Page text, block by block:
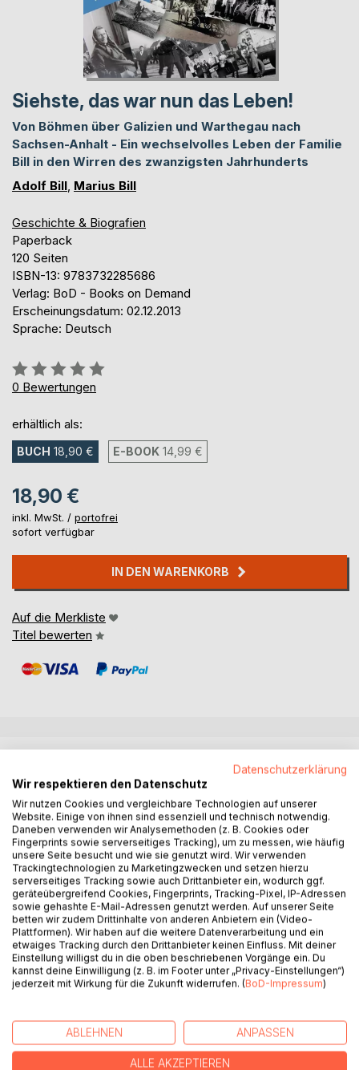
Siehste, das war nun das Leben!
Von Böhmen über Galizien und Warthegau nach
Sachsen-Anhalt - Ein wechselvolles Leben der Familie
Bill in den Wirren des zwanzigsten Jahrhunderts
Adolf Bill Marius Bill
Geschichte & Biografien
Paperback
120 Seiten
ISBN-13: 9783732285686
Verlag: BoD - Books on Demand
Erscheinungsdatum: 02.12.2013
Sprache: Deutsch
Bewertung::
0%
0 Bewertungen
erhältlich als:
BUCH 18,90 € E-BOOK 14,99 €
18,90 €
inkl. MwSt. / portofrei
sofort verfügbar
IN DEN WARENKORB
Auf die Merkliste
Titel bewerten
Mit dem Titel "Siehste, das war nun das Leben"
beschreiben die Autoren Adolf und Marius Bill das
wechselvolle Leben der Familie Bill in den Wirren des
zwanzigsten Jahrhunderts und ihre "Wanderung" durch
Europa, von Böhmen über Galizien und Warthegau nach
Sachsen-Anhalt. Der 120 Seiten starke Band, mit vielen,
teils farbigen Abbildungen illustriert, zeigt die warmherzig
und eindrücklich erzählte Geschichte der Familie Bill. Es
handelt sich dabei jedoch nicht einfach um eine
Familiengeschichte. Die Autoren ließen die wechselvolle
deutsche und europäische Geschichte am Beispiel Ihrer
Familie lebendig werden. Die spannenden Wendungen in
lange Spanne der Zeitgeschichte ab, die dem Leser auch
auf der Basis von teils mündlich überlieferten Erzählungen
und Berichten nahe gebracht werden.
Datenschutzerklärung
Wir respektieren den Datenschutz
Wir nutzen Cookies und vergleichbare Technologien auf unserer
Website. Einige von ihnen sind essenziell und technisch notwendig.
Daneben verwenden wir Analysemethoden (z. B. Cookies oder
Fingerprints sowie serverseitiges Tracking), um zu messen, wie häufig
unsere Seite besucht und wie sie genutzt wird. Wir verwenden
Trackingtechnologien zu Marketingzwecken und setzen hierzu
serverseitiges Tracking sowie auch Drittanbieter ein, wodurch ggf.
geräteübergreifend Cookies, Fingerprints, Tracking-Pixel, IP-Adressen
sowie gehashte E-Mail-Adressen genutzt werden. Auf unserer Seite
betten wir zudem Drittinhalte von anderen Anbietern ein (Video-
Plattformen). Wir haben auf die weitere Datenverarbeitung und ein
etwaiges Tracking durch den Drittanbieter keinen Einfluss. Mit deiner
Einstellung willigst du in die oben beschriebenen Vorgänge ein. Du
kannst deine Einwilligung (z. B. im Footer unter „Privacy-Einstellungen“)
jederzeit mit Wirkung für die Zukunft widerrufen. (BoD-Impressum)
ABLEHNEN ANPASSEN
ALLE AKZEPTIEREN